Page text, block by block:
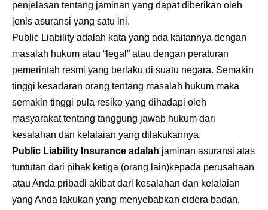
penjelasan tentang jaminan yang dapat diberikan oleh
jenis asuransi yang satu ini.
Public Liability adalah kata yang ada kaitannya dengan
masalah hukum atau “legal” atau dengan peraturan
pemerintah resmi yang berlaku di suatu negara. Semakin
tinggi kesadaran orang tentang masalah hukum maka
semakin tinggi pula resiko yang dihadapi oleh
masyarakat tentang tanggung jawab hukum dari
kesalahan dan kelalaian yang dilakukannya.
Public Liability Insurance adalah jaminan asuransi atas
tuntutan dari pihak ketiga (orang lain)kepada perusahaan
atau Anda pribadi akibat dari kesalahan dan kelalaian
yang Anda lakukan yang menyebabkan cidera badan,